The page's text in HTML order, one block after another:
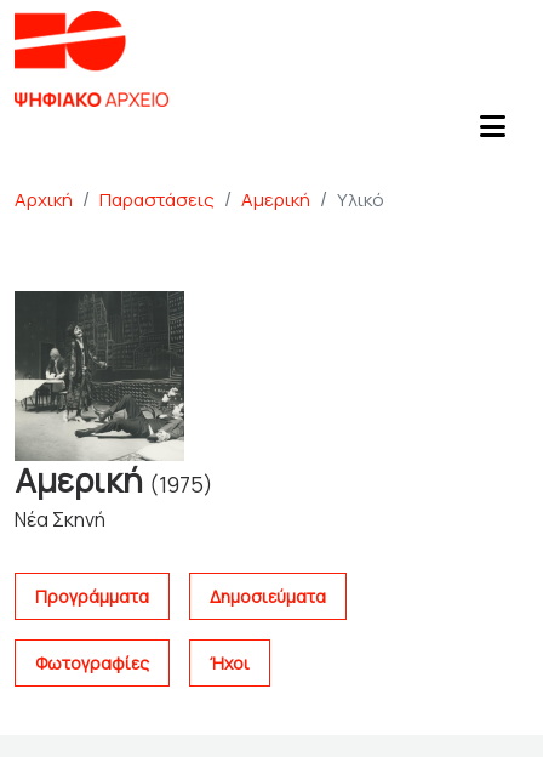
Αρχική Παραστάσεις Αμερική Υλικό
Αμερική (1975)
Νέα Σκηνή
Προγράμματα Δημοσιεύματα
Φωτογραφίες Ήχοι